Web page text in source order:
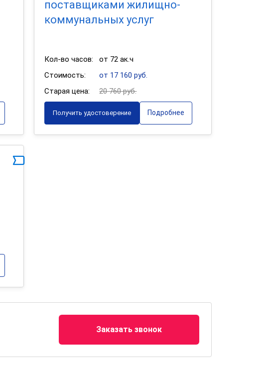
поставщиками жилищно-
коммунальных услуг
Кол-во часов:
от 72 ак.ч
Стоимость:
от 17 160 руб.
Старая цена:
20 760 руб.
Получить удостоверение Подробнее
Заказать звонок